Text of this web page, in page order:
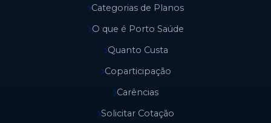
Categorias de Planos
O que é Porto Saúde
Quanto Custa
Coparticipação
Carências
Solicitar Cotação